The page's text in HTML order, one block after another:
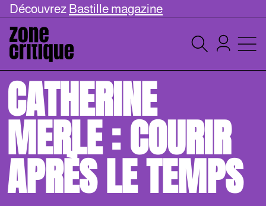
Découvrez Bastille magazine
CATHERINE
MERLE : COURIR
APRÈS LE TEMPS